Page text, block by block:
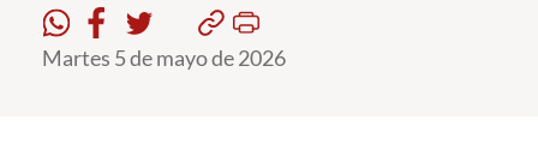
Admisión
Martes 5 de mayo de 2026